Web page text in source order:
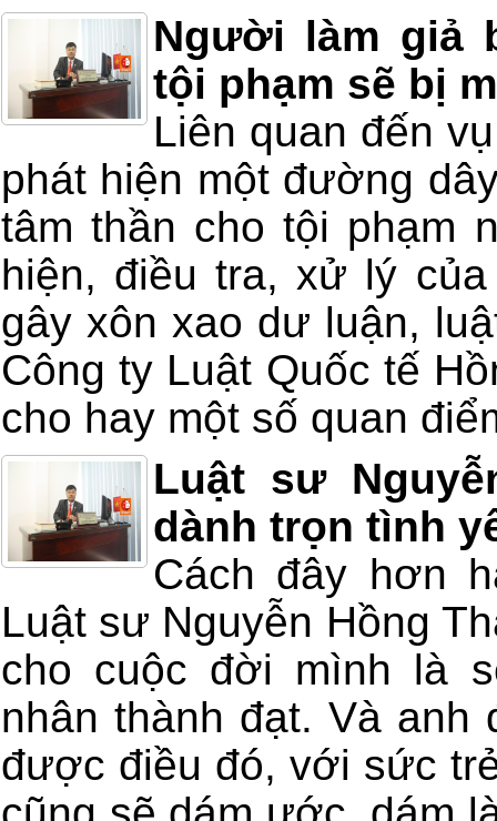
Người làm giả
tội phạm sẽ bị
Liên quan đến
phát hiện một đường
tâm thần cho tội phạm
hiện, điều tra, xử lý
gây xôn xao dư luận,
Công ty Luật Quốc tế
cho hay một số quan
Luật sư
dành trọn tình
Cách đây hơn
Luật sư Nguyễn Hồng
cho cuộc đời mình là
nhân thành đạt. Và
được điều đó, với sức